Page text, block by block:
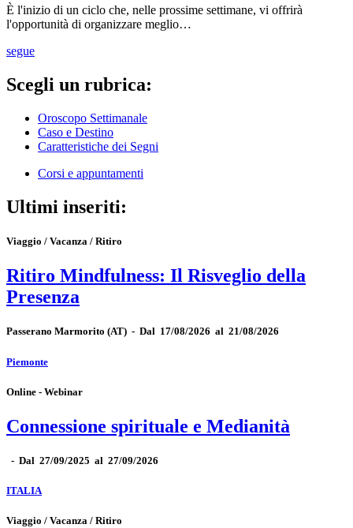
È l'inizio di un ciclo che, nelle prossime settimane, vi offrirà
l'opportunità di organizzare meglio…
segue
Scegli un rubrica:
Oroscopo Settimanale
Caso e Destino
Caratteristiche dei Segni
Corsi e appuntamenti
Ultimi inseriti:
Viaggio / Vacanza / Ritiro
Ritiro Mindfulness: Il Risveglio della
Presenza
Passerano Marmorito (AT) - Dal 17/08/2026 al 21/08/2026
Piemonte
Online - Webinar
Connessione spirituale e Medianità
- Dal 27/09/2025 al 27/09/2026
ITALIA
Viaggio / Vacanza / Ritiro